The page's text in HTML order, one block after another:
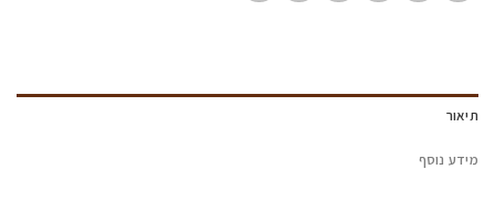
תיאור
מידע נוסף